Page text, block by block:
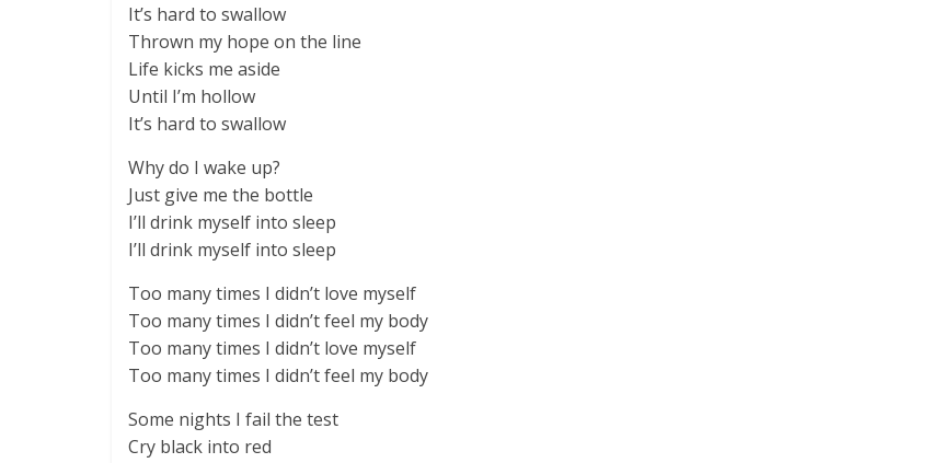
It’s hard to swallow
Thrown my hope on the line
Life kicks me aside
Until I’m hollow
It’s hard to swallow
Why do I wake up?
Just give me the bottle
I’ll drink myself into sleep
I’ll drink myself into sleep
Too many times I didn’t love myself
Too many times I didn’t feel my body
Too many times I didn’t love myself
Too many times I didn’t feel my body
Some nights I fail the test
Cry black into red